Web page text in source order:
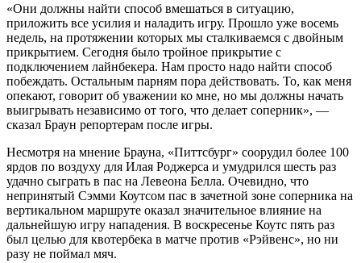
«Они должны найти способ вмешаться в ситуацию,
приложить все усилия и наладить игру. Прошло уже восемь
недель, на протяжении которых мы сталкиваемся с двойным
прикрытием. Сегодня было тройное прикрытие с
подключением лайнбекера. Нам просто надо найти способ
побеждать. Остальным парням пора действовать. То, как меня
опекают, говорит об уважении ко мне, но мы должны начать
выигрывать независимо от того, что делает соперник», —
сказал Браун репортерам после игры.
Несмотря на мнение Брауна, «Питтсбург» соорудил более 100
ярдов по воздуху для Илая Роджерса и умудрился шесть раз
удачно сыграть в пас на Левеона Белла. Очевидно, что
непринятый Сэмми Коутсом пас в зачетной зоне соперника на
вертикальном маршруте оказал значительное влияние на
дальнейшую игру нападения. В воскресенье Коутс пять раз
был целью для квотербека в матче против «Рэйвенс», но ни
разу не поймал мяч.